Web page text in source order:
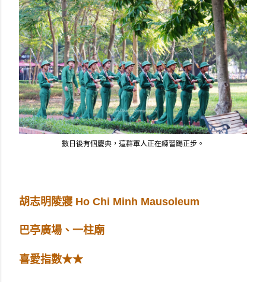
數日後有個慶典，這群軍人正在練習踢正步。
胡志明陵寢 Ho Chi Minh Mausoleum
巴亭廣場、一柱廟
喜愛指數★★